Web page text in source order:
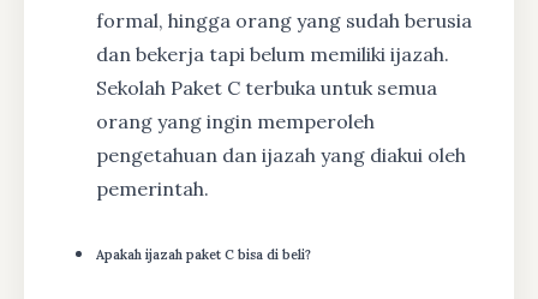
formal, hingga orang yang sudah berusia
dan bekerja tapi belum memiliki ijazah.
Sekolah Paket C terbuka untuk semua
orang yang ingin memperoleh
pengetahuan dan ijazah yang diakui oleh
pemerintah.
Apakah ijazah paket C bisa di beli?